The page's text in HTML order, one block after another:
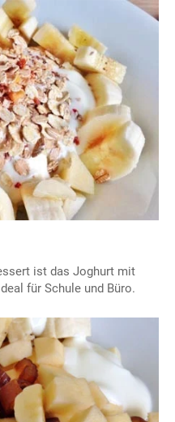
ist das Joghurt mit
für Schule und Büro.